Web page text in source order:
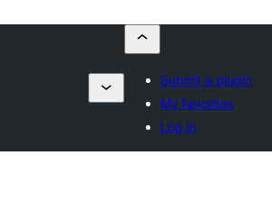
Submit a plugin
My favorites
Log in